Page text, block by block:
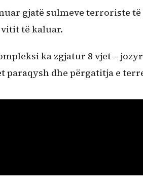
gjatë sulmeve terroriste të
të kaluar.
ka zgjatur 8 vjet –
paraqysh dhe përgatitja e